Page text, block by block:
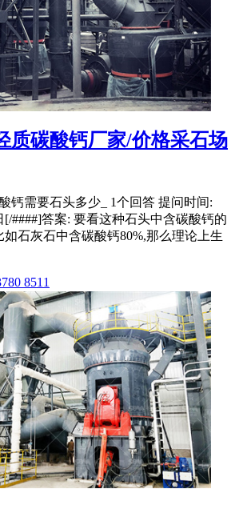
质碳酸钙厂家/价格采石场
钙需要石头多少_ 1个回答 提问时间:
[/####]答案: 要看这种石头中含碳酸钙的
如石灰石中含碳酸钙80%,那么理论上生
8511